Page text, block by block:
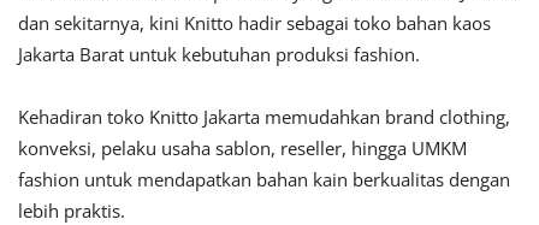
dan sekitarnya, kini Knitto hadir sebagai toko bahan kaos
Jakarta Barat untuk kebutuhan produksi fashion.
Kehadiran toko Knitto Jakarta memudahkan brand clothing,
konveksi, pelaku usaha sablon, reseller, hingga UMKM
fashion untuk mendapatkan bahan kain berkualitas dengan
lebih praktis.